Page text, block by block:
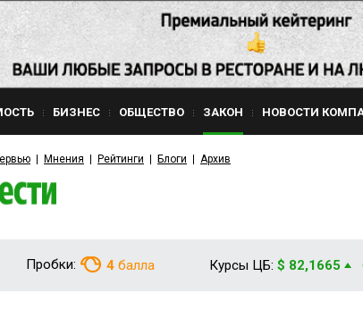
БИЗНЕС ОБЩЕСТВО ЗАКОН НОВОСТИ
Мнения Рейтинги Блоги Архив
Пробки: 4 балла Курсы ЦБ: $ 82,1665